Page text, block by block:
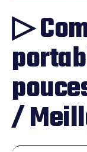
▷
/